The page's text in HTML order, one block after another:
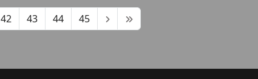
42 43 44 45